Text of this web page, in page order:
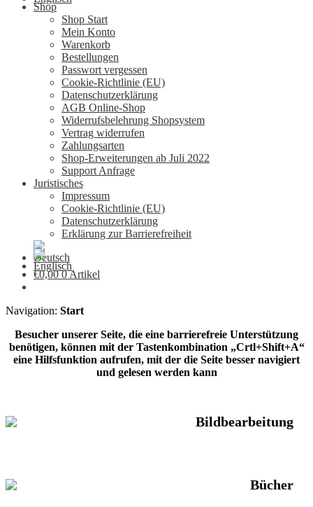
Shop
Shop Start
Mein Konto
Warenkorb
Bestellungen
Passwort vergessen
Cookie-Richtlinie (EU)
Datenschutzerklärung
AGB Online-Shop
Widerrufsbelehrung Shopsystem
Vertrag widerrufen
Zahlungsarten
Shop-Erweiterungen ab Juli 2022
Support Anfrage
Juristisches
Impressum
Cookie-Richtlinie (EU)
Datenschutzerklärung
Erklärung zur Barrierefreiheit
€0,00 0 Artikel
Navigation: Start
Besucher unserer Seite, die eine barrierefreie Unterstützung
benötigen, können mit der Tastenkombination „Crtl+Shift+A“
eine Hilfsfunktion aufrufen, mit der die Seite besser navigiert
und gelesen werden kann
Bildbearbeitung
Bücher